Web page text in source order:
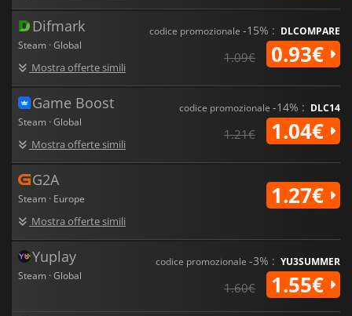
Difmark
Steam · Global
Mostra offerte simili
codice promozionale -15% : DLCOMPARE
1.09€ 0.93€
Game Boost
Steam · Global
Mostra offerte simili
codice promozionale -14% : DLC14
1.21€ 1.04€
G2A
Steam · Europe
Mostra offerte simili
1.27€
Yuplay
Steam · Global
codice promozionale -3% : YU3SUMMER
1.60€ 1.55€